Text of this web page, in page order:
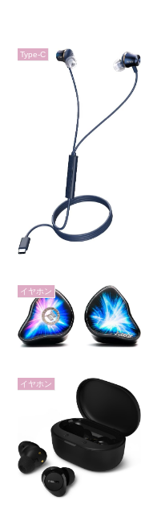
Type-C
イヤホン
イヤホン